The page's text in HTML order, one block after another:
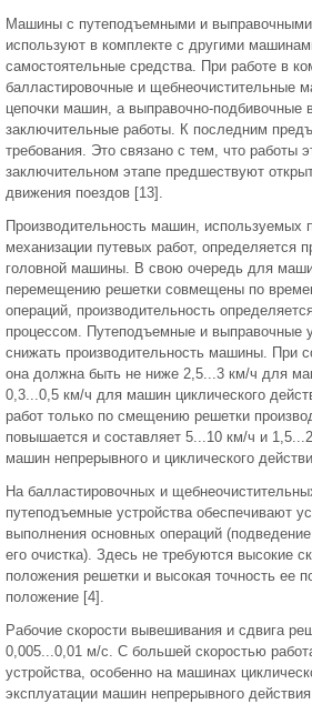
Машины с путеподъемными и выправочными
используют в комплекте с другими
самостоятельные средства. При работе в
балластировочные и щебнеочистительные
цепочки машин, а выправочно-подбивочные
заключительные работы. К последним
требования. Это связано с тем, что работы
заключительном этапе предшествуют
движения поездов [13].
Производительность машин, используемых
механизации путевых работ, определяется
головной машины. В свою очередь для
перемещению решетки совмещены по
операций, производительность
процессом. Путеподъемные и выправочные
снижать производительность машины. При
она должна быть не ниже 2,5...3 км/ч для
0,3...0,5 км/ч для машин циклического
работ только по смещению решетки
повышается и составляет 5...10 км/ч и
машин непрерывного и циклического
На балластировочных и
путеподъемные устройства обеспечивают
выполнения основных операций
его очистка). Здесь не требуются высокие
положения решетки и высокая точность ее
положение [4].
Рабочие скорости вывешивания и сдвига
0,005...0,01 м/с. С большей скоростью
устройства, особенно на машинах
эксплуатации машин непрерывного